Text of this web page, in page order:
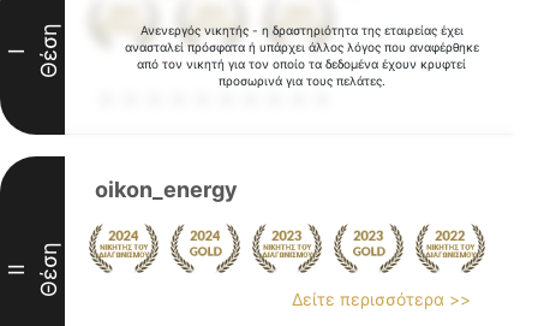
Ανενεργός νικητής - η δραστηριότητα της εταιρείας έχει
ανασταλεί πρόσφατα ή υπάρχει άλλος λόγος που αναφέρθηκε
από τον νικητή για τον οποίο τα δεδομένα έχουν κρυφτεί
προσωρινά για τους πελάτες.
I Θέση
II Θέση
oikon_energy
Δείτε περισσότερα >>